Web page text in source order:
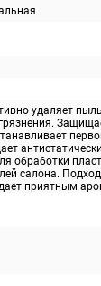
удаляет
обработки
салона.
приятным